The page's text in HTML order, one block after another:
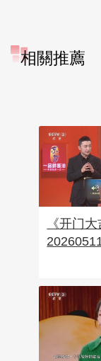
相關推薦
《开门大